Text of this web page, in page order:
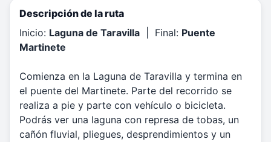
Descripción de la ruta
Inicio: Laguna de Taravilla | Final: Puente
Martinete
Comienza en la Laguna de Taravilla y termina en
el puente del Martinete. Parte del recorrido se
realiza a pie y parte con vehículo o bicicleta.
Podrás ver una laguna con represa de tobas, un
cañón fluvial, pliegues, desprendimientos y un